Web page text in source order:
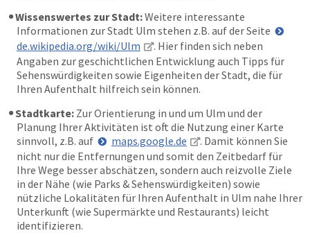
Wissenswertes zur Stadt:Weitere interessante
Informationen zur Stadt Ulm stehen z.B. auf der Seite
de.wikipedia.org/wiki/Ulm
. Hier finden sich neben
Angaben zur geschichtlichen Entwicklung auch Tipps für
Sehenswürdigkeiten sowie Eigenheiten der Stadt, die für
Ihren Aufenthalt hilfreich sein können.
Stadtkarte: Zur Orientierung in und um Ulm und der
Planung Ihrer Aktivitäten ist oft die Nutzung einer Karte
sinnvoll, z.B. auf
maps.google.de
. Damit können Sie
nicht nur die Entfernungen und somit den Zeitbedarf für
Ihre Wege besser abschätzen, sondern auch reizvolle Ziele
in der Nähe (wie Parks & Sehenswürdigkeiten) sowie
nützliche Lokalitäten für Ihren Aufenthalt in Ulm nahe Ihrer
Unterkunft (wie Supermärkte und Restaurants) leicht
identifizieren.